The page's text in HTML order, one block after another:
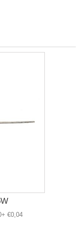
€0,04